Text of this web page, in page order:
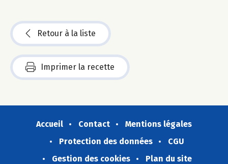
Retour à la liste
Imprimer la recette
Accueil Contact
Mentions légales
Protection des données
CGU
Gestion des cookies
Plan du site